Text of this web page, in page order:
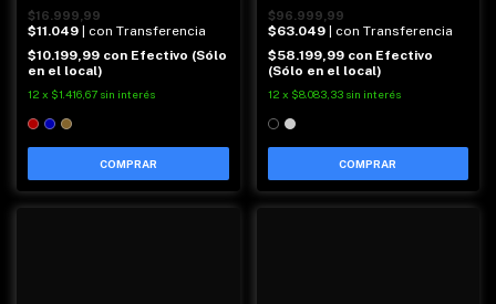
$16.999,99
$11.049
| con Transferencia
$10.199,99 con Efectivo (Sólo
en el local)
12 x $1.416,67 sin interés
COMPRAR
$96.999,99
$63.049
| con Transferencia
$58.199,99 con Efectivo
(Sólo en el local)
12 x $8.083,33 sin interés
COMPRAR